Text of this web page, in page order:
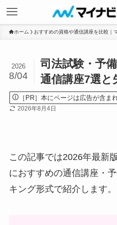
ホーム おすすめの資格や通信講座を比較｜
司法試験・予
通信講座7選
2026
8/04
［PR］本にページは広告が含ま
2026年8月4日
この記事では2026年最新
におすすめの通信講座・
キング形式で紹介します。